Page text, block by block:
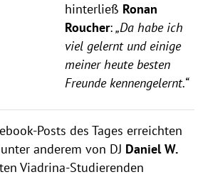
hinterließ Ronan
Roucher:„Da habe ich
viel gelernt und einige
meiner heute besten
Freunde kennengelernt.“
Posts des Tages erreichten
anderem von DJ Daniel W.
Viadrina-Studierenden